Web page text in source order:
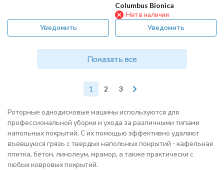
Уведомить
Columbus Bionica
Нет в наличии
Уведомить
Показать все
1 2 3
Роторные однодисковые машины используются для
профессиональной уборки и ухода за различными типами
напольных покрытий. С их помощью эффективно удаляют
въевшуюся грязь с твердых напольных покрытий - кафельная
плитка, бетон, линолеум, мрамор, а также практически с
любых ковровых покрытий.